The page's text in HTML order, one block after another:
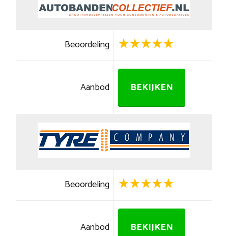
Beoordeling
Aanbod BEKIJKEN
Beoordeling
Aanbod BEKIJKEN